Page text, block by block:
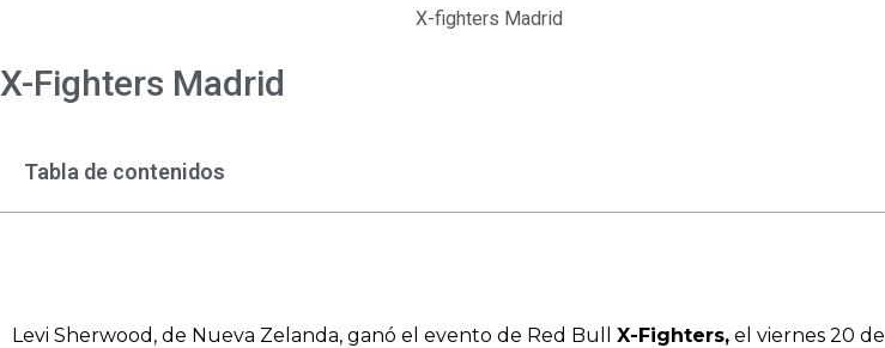
X-fighters Madrid
X-Fighters Madrid
Tabla de contenidos
Levi Sherwood, de Nueva Zelanda, ganó el evento de Red Bull X-Fighters, el viernes 20 de